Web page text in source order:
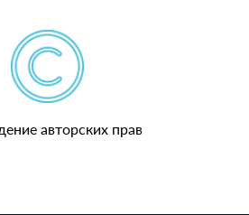
авторских прав